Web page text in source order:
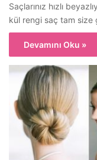
Saçlarınız hızlı
kül rengi saç tam
Devamını Oku »